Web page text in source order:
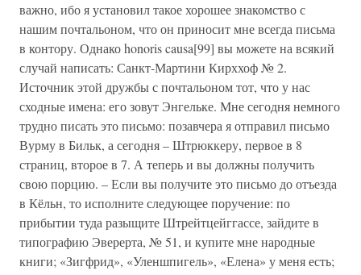
важно, ибо я установил такое хорошее знакомство с
нашим почтальоном, что он приносит мне всегда письма
в контору. Однако honoris causa[99] вы можете на всякий
случай написать: Санкт-Мартини Кирххоф № 2.
Источник этой дружбы с почтальоном тот, что у нас
сходные имена: его зовут Энгельке. Мне сегодня немного
трудно писать это письмо: позавчера я отправил письмо
Вурму в Бильк, а сегодня – Штрюккеру, первое в 8
страниц, второе в 7. А теперь и вы должны получить
свою порцию. – Если вы получите это письмо до отъезда
в Кёльн, то исполните следующее поручение: по
прибытии туда разыщите Штрейтцейггассе, зайдите в
типографию Эверерта, № 51, и купите мне народные
книги; «Зигфрид», «Уленшпигель», «Елена» у меня есть;